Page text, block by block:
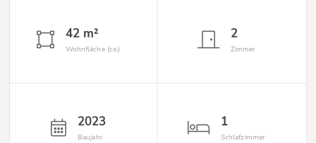
42 m²
Wohnfläche (ca.)
2
Zimmer
2023
Baujahr
1
Schlafzimmer